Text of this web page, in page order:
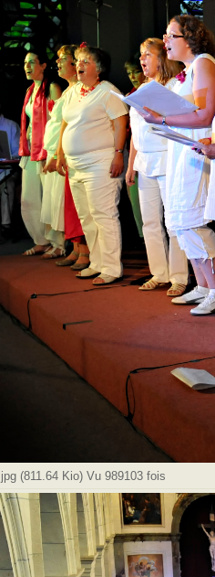
(811.64 Kio) Vu 989103 fois